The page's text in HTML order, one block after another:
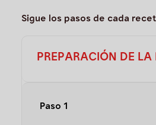
Sigue los pasos de cada
PREPARACIÓN DE
Paso 1